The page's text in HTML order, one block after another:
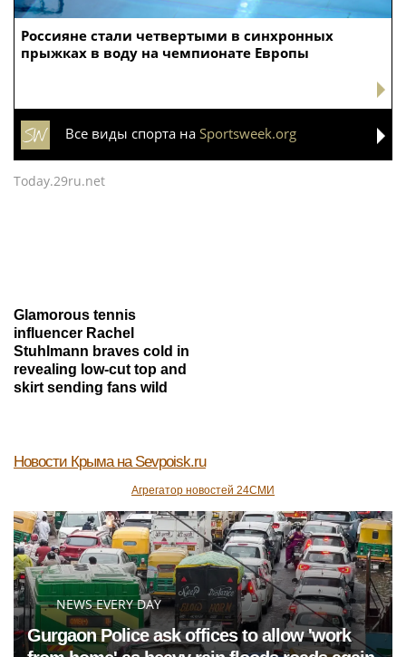
Россияне стали четвертыми в синхронных
прыжках в воду на чемпионате Европы
Все виды спорта на Sportsweek.org
Today.29ru.net
Glamorous tennis
influencer Rachel
Stuhlmann braves cold in
revealing low-cut top and
skirt sending fans wild
Новости Крыма на Sevpoisk.ru
Агрегатор новостей 24СМИ
NEWS EVERY DAY
Gurgaon Police ask offices to allow 'work